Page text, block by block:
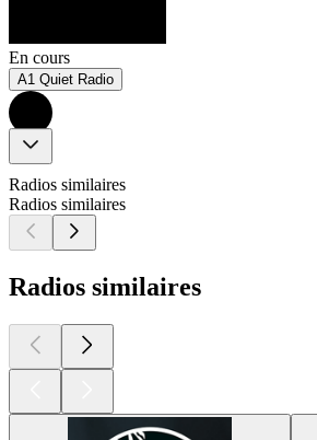
En cours
A1 Quiet Radio
Radios similaires
Radios similaires
Radios similaires